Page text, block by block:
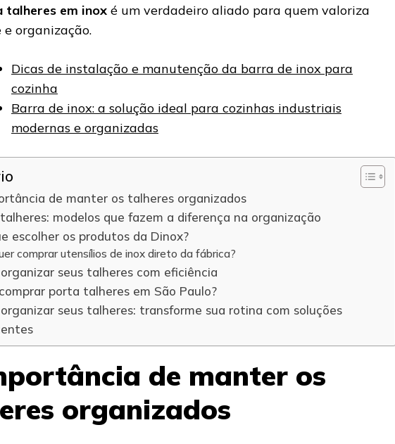
talheres em inox é um verdadeiro aliado para quem valoriza
organização.
Dicas de instalação e manutenção da barra de inox para
cozinha
Barra de inox: a solução ideal para cozinhas industriais
modernas e organizadas
de manter os talheres organizados
modelos que fazem a diferença na organização
escolher os produtos da Dinox?
comprar utensílios de inox direto da fábrica?
seus talheres com eficiência
porta talheres em São Paulo?
seus talheres: transforme sua rotina com soluções
de manter os
organizados